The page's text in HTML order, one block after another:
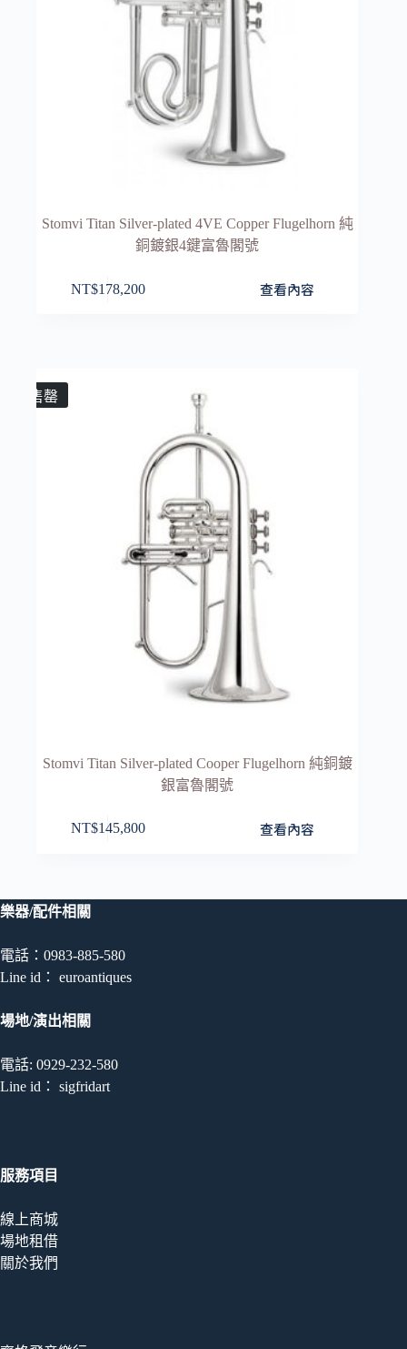
Stomvi Titan Silver-plated 4VE Copper Flugelhorn 純
銅鍍銀4鍵富魯閣號
NT$178,200 查看內容
售罄
Stomvi Titan Silver-plated Cooper Flugelhorn 純銅鍍
銀富魯閣號
NT$145,800 查看內容
樂器/配件相關
電話：0983-885-580
Line id： euroantiques
場地/演出相關
電話: 0929-232-580
Line id： sigfridart
服務項目
線上商城
場地租借
關於我們